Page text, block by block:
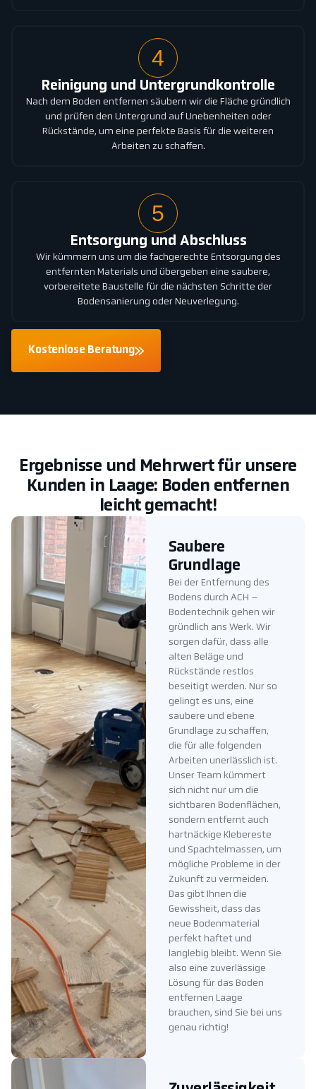
4
Reinigung und Untergrundkontrolle
Nach dem Boden entfernen säubern wir die Fläche gründlich
und prüfen den Untergrund auf Unebenheiten oder
Rückstände, um eine perfekte Basis für die weiteren
Arbeiten zu schaffen.
5
Entsorgung und Abschluss
Wir kümmern uns um die fachgerechte Entsorgung des
entfernten Materials und übergeben eine saubere,
vorbereitete Baustelle für die nächsten Schritte der
Bodensanierung oder Neuverlegung.
Kostenlose Beratung
Ergebnisse und Mehrwert für unsere
Kunden in Laage: Boden entfernen
leicht gemacht!
Saubere
Grundlage
Bei der Entfernung des
Bodens durch ACH –
Bodentechnik gehen wir
gründlich ans Werk. Wir
sorgen dafür, dass alle
alten Beläge und
Rückstände restlos
beseitigt werden. Nur so
gelingt es uns, eine
saubere und ebene
Grundlage zu schaffen,
die für alle folgenden
Arbeiten unerlässlich ist.
Unser Team kümmert
sich nicht nur um die
sichtbaren Bodenflächen,
sondern entfernt auch
hartnäckige Klebereste
und Spachtelmassen, um
mögliche Probleme in der
Zukunft zu vermeiden.
Das gibt Ihnen die
Gewissheit, dass das
neue Bodenmaterial
perfekt haftet und
langlebig bleibt. Wenn Sie
also eine zuverlässige
Lösung für das Boden
entfernen Laage
brauchen, sind Sie bei uns
genau richtig!